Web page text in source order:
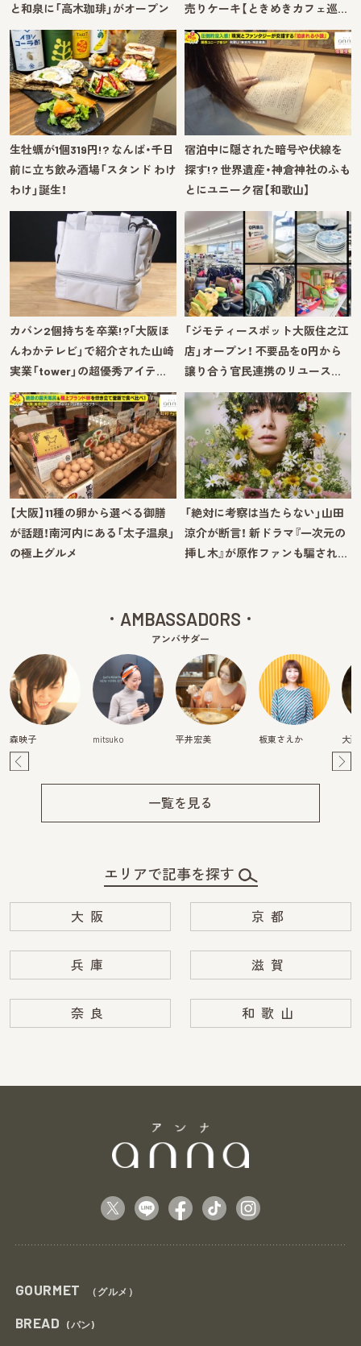
と和泉に「高木珈琲」がオープン
売りケーキ【ときめきカフェ巡…
生牡蠣が1個319円!? なんば・千日
前に立ち飲み酒場「スタンド わけ
わけ」誕生！
宿泊中に隠された暗号や伏線を
探す!? 世界遺産・神倉神社のふも
とにユニーク宿【和歌山】
カバン2個持ちを卒業!?「大阪ほ
んわかテレビ」で紹介された山崎
実業「tower」の超優秀アイテ…
「ジモティースポット大阪住之江
店」オープン！ 不要品を0円から
譲り合う官民連携のリユース…
【大阪】11種の卵から選べる御膳
が話題！南河内にある「太子温泉」
の極上グルメ
「絶対に考察は当たらない」山田
涼介が断言！ 新ドラマ『一次元の
挿し木』が原作ファンも騙され…
AMBASSADORS
アンバサダー
森映子 mitsuko 平井宏美 板東さえか 大
一覧を見る
エリアで記事を探す
大阪 京都
兵庫 滋賀
奈良 和歌山
GOURMET （グルメ）
BREAD (パン)